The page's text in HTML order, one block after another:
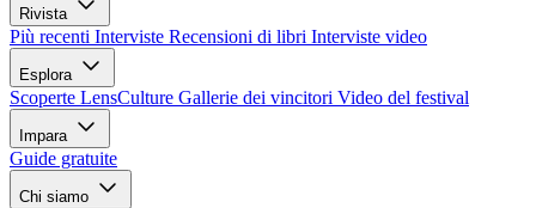
Rivista
Più recenti Interviste Recensioni di libri Interviste video
Esplora
Scoperte LensCulture Gallerie dei vincitori Video del festival
Impara
Guide gratuite
Chi siamo